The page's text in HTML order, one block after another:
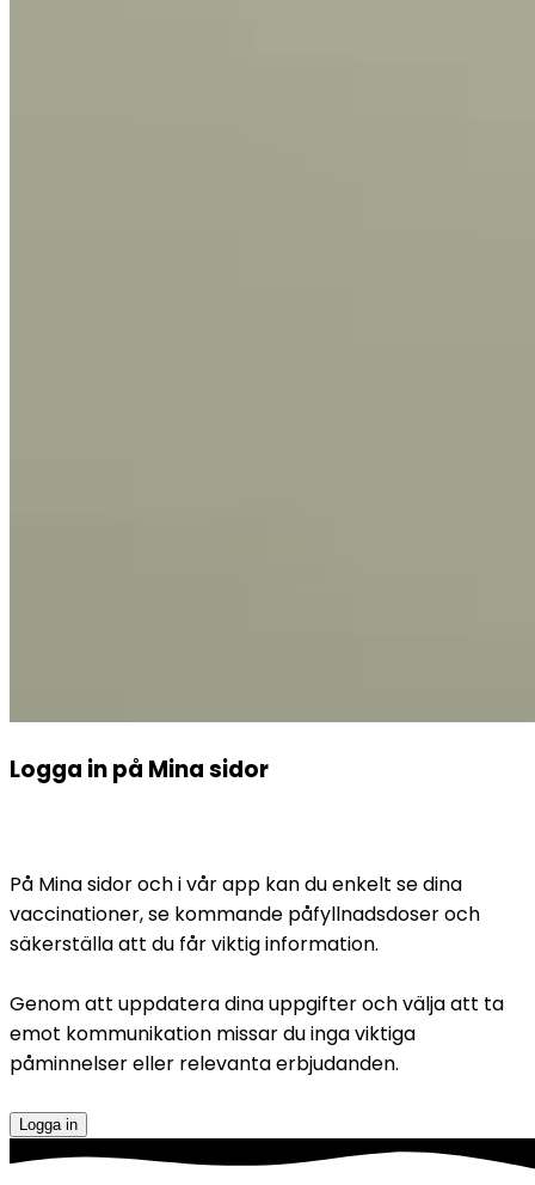
Logga in på Mina sidor
På Mina sidor och i vår app kan du enkelt se dina
vaccinationer, se kommande påfyllnadsdoser och
säkerställa att du får viktig information.
Genom att uppdatera dina uppgifter och välja att ta
emot kommunikation missar du inga viktiga
påminnelser eller relevanta erbjudanden.
Logga in